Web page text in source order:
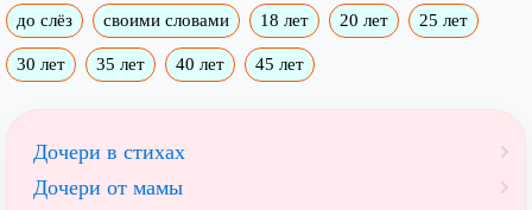
до слёз своими словами 18 лет 20 лет 25 лет
30 лет 35 лет 40 лет 45 лет
Дочери в стихах
Дочери от мамы